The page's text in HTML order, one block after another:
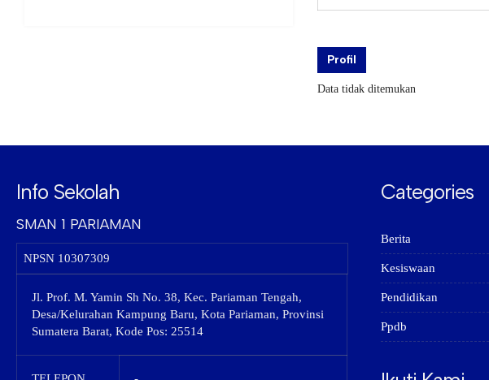
Profil
Data tidak ditemukan
Info Sekolah
SMAN 1 PARIAMAN
NPSN 10307309
Jl. Prof. M. Yamin Sh No. 38, Kec. Pariaman Tengah,
Desa/Kelurahan Kampung Baru, Kota Pariaman, Provinsi
Sumatera Barat, Kode Pos: 25514
Categories
Berita
Kesiswaan
Pendidikan
Ppdb